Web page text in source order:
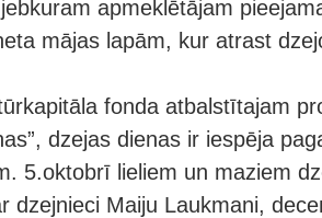
apmeklētājam
mājas lapām, kur atrast
fonda atbalstītajam
dzejas dienas ir iespēja
5.oktobrī lieliem un maziem
dzejnieci Maiju Laukmani,